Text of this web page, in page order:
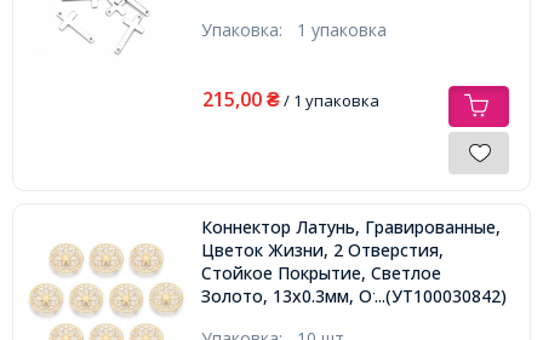
Упаковка: 1 упаковка
215,00 ₴/ 1 упаковка
Коннектор Латунь, Гравированные,
Цветок Жизни, 2 Отверстия,
Стойкое Покрытие, Светлое
Золото, 13х0.3мм, Отверстие 1.2мм,
...(УТ100030842)